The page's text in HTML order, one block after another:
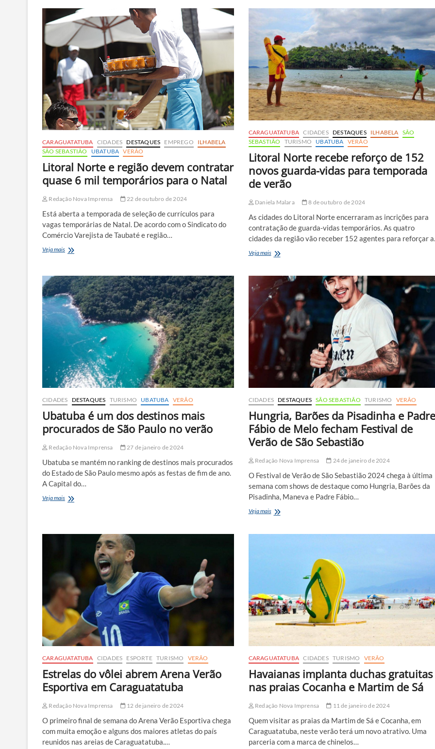
gratuitas
em
Ilhabela
13
praias
impróprias
no
Litoral
Norte
CARAGUATATUBA CIDADES DESTAQUES EMPREGO
ILHABELA
SÃO SEBASTIÃO
UBATUBA VERÃO
Litoral Norte e região devem contratar
quase 6 mil temporários para o Natal
Redação Nova Imprensa 22 de outubro de 2024
Está aberta a temporada de seleção de currículos para
vagas temporárias de Natal. De acordo com o Sindicato do
Comércio Varejista de Taubaté e região…
Veja maisLitoral
região
devem
contratar
quase
mil
temporários
para
o
Natal
CARAGUATATUBA CIDADES DESTAQUES ILHABELA SÃO
SEBASTIÃO
TURISMO UBATUBA VERÃO
Litoral Norte recebe reforço de 152
novos guarda-vidas para temporada
de verão
Daniela Malara 8 de outubro de 2024
As cidades do Litoral Norte encerraram as incrições para
contratação de guarda-vidas temporários. As quatro
cidades da região vão receber 152 agentes para reforçar
Veja maisLitoral
reforço
de
152
novos
guarda-
vidas
temporada
de
verão
CIDADES DESTAQUES TURISMO UBATUBA VERÃO
Ubatuba é um dos destinos mais
procurados de São Paulo no verão
Redação Nova Imprensa 27 de janeiro de 2024
Ubatuba se mantém no ranking de destinos mais procurados
do Estado de São Paulo mesmo após as festas de fim de ano.
A Capital do…
Veja maisUbatuba
Paulo
no
verão
CIDADES DESTAQUES SÃO SEBASTIÃO TURISMO VERÃO
Hungria, Barões da Pisadinha e Padre
Fábio de Melo fecham Festival de
Verão de São Sebastião
Redação Nova Imprensa 24 de janeiro de 2024
O Festival de Verão de São Sebastião 2024 chega à última
semana com shows de destaque como Hungria, Barões da
Pisadinha, Maneva e Padre Fábio…
Veja maisHungria,
Pisadinha
Festival
de
Verão
de
CARAGUATATUBA CIDADES ESPORTE TURISMO VERÃO
Estrelas do vôlei abrem Arena Verão
Esportiva em Caraguatatuba
Redação Nova Imprensa 12 de janeiro de 2024
O primeiro final de semana do Arena Verão Esportiva chega
com muita emoção e alguns dos maiores atletas do país
reunidos nas areias de Caraguatatuba.…
CARAGUATATUBA CIDADES TURISMO VERÃO
Havaianas implanta duchas gratuitas
nas praias Cocanha e Martim de Sá
Redação Nova Imprensa 11 de janeiro de 2024
Quem visitar as praias da Martim de Sá e Cocanha, em
Caraguatatuba, neste verão terá um novo atrativo. Uma
parceria com a marca de chinelos…